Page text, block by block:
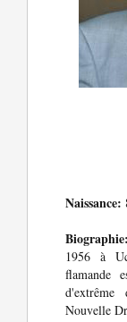
Naissance:
Biographie:
1956 à
flamande
Nouvelle